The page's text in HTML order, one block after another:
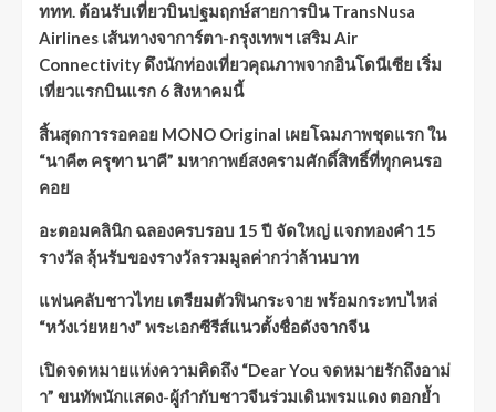
ททท. ต้อนรับเที่ยวบินปฐมฤกษ์สายการบิน TransNusa
Airlines เส้นทางจาการ์ตา-กรุงเทพฯ เสริม Air
Connectivity ดึงนักท่องเที่ยวคุณภาพจากอินโดนีเซีย เริ่ม
เที่ยวแรกบินแรก 6 สิงหาคมนี้
สิ้นสุดการรอคอย MONO Original เผยโฉมภาพชุดแรก ใน
“นาคี๓ ครุฑา นาคี” มหากาพย์สงครามศักดิ์สิทธิ์ที่ทุกคนรอ
คอย
อะตอมคลินิก ฉลองครบรอบ 15 ปี จัดใหญ่ แจกทองคำ 15
รางวัล ลุ้นรับของรางวัลรวมมูลค่ากว่าล้านบาท
แฟนคลับชาวไทย เตรียมตัวฟินกระจาย พร้อมกระทบไหล่
“หวังเว่ยหยาง” พระเอกซีรีส์แนวตั้งชื่อดังจากจีน
เปิดจดหมายแห่งความคิดถึง “Dear You จดหมายรักถึงอาม่
า” ขนทัพนักแสดง-ผู้กำกับชาวจีนร่วมเดินพรมแดง ตอกย้ำ